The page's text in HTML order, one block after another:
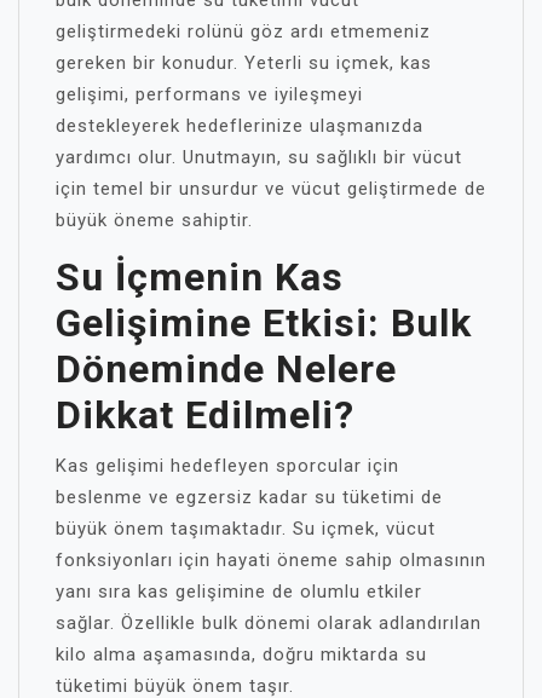
geliştirmedeki rolünü göz ardı etmemeniz
gereken bir konudur. Yeterli su içmek, kas
gelişimi, performans ve iyileşmeyi
destekleyerek hedeflerinize ulaşmanızda
yardımcı olur. Unutmayın, su sağlıklı bir vücut
için temel bir unsurdur ve vücut geliştirmede de
büyük öneme sahiptir.
Su İçmenin Kas
Gelişimine Etkisi: Bulk
Döneminde Nelere
Dikkat Edilmeli?
Kas gelişimi hedefleyen sporcular için
beslenme ve egzersiz kadar su tüketimi de
büyük önem taşımaktadır. Su içmek, vücut
fonksiyonları için hayati öneme sahip olmasının
yanı sıra kas gelişimine de olumlu etkiler
sağlar. Özellikle bulk dönemi olarak adlandırılan
kilo alma aşamasında, doğru miktarda su
tüketimi büyük önem taşır.